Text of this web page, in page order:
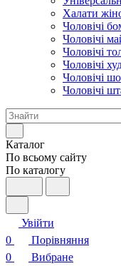
Халати
Чоловічі
Чоловічі
Чоловічі
Чоловічі
Чоловічі
Чоловічі
Каталог
По всьому сайту
По каталогу
Увійти
0
Порівняння
0
Вибране